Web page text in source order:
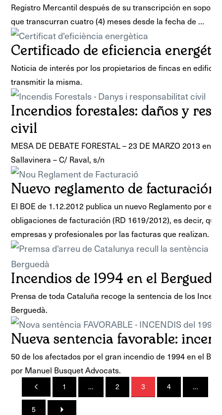
Registro Mercantil después de su transcripción en
que transcurran cuatro (4) meses desde la fecha de …
Certificado de eficiencia
Noticia de interés por los propietarios de fincas en
transmitir la misma.
Incendios forestales: daños y
civil
MESA DE DEBATE FORESTAL – 23 DE MARZO 2013 en
Sallavinera – C/ Raval, s/n
Nuevo reglamento de facturación
El BOE de 1.12.2012 publica un nuevo Reglamento por el
obligaciones de facturación (RD 1619/2012), es decir,
empresas y profesionales por las facturas que realizan.
Incendios de 1994 en el Berguedà
Prensa de toda Cataluña recoge la sentencia de los
Berguedà.
Nueva sentencia favorable:
50 de los afectados por el gran incendio de 1994 en el
por Manuel Busquet Advocats.
1 … 2 3 4 …
5